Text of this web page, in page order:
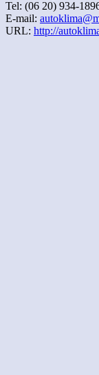
Tel: (06 20) 934-
E-mail:
URL: http://